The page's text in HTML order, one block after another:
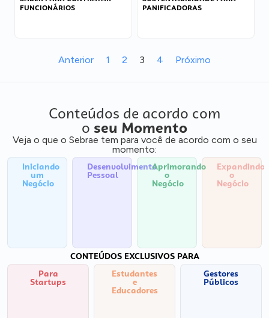
FUNCIONÁRIOS
PANIFICADORAS
Anterior 1 2 3 4 Próximo
Conteúdos de acordo com
o seu Momento
Veja o que o Sebrae tem para você de acordo com o seu
momento:
Iniciando
um
Negócio
Desenvolvimento
Pessoal
Aprimorando
o
Negócio
Expandindo
o
Negócio
CONTEÚDOS EXCLUSIVOS PARA
Para
Startups
Estudantes
e
Educadores
Gestores
Públicos